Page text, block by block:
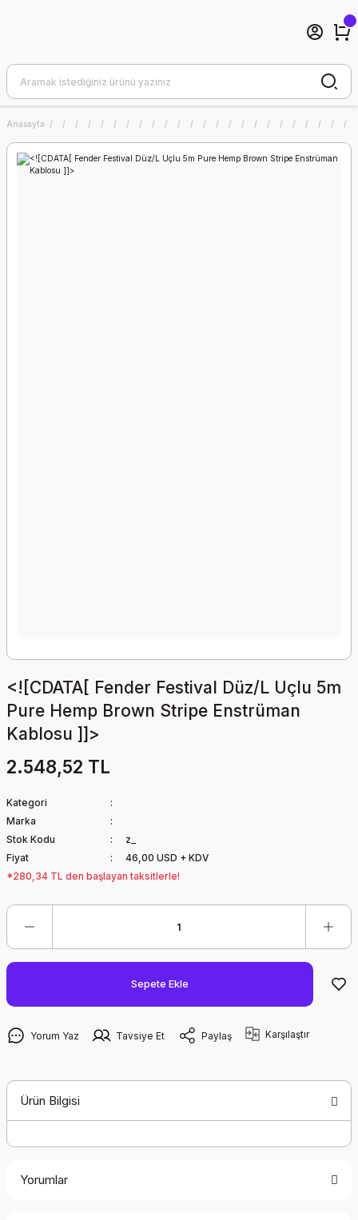
Anasayfa
<![CDATA[ Fender Festival Düz/L Uçlu 5m
Pure Hemp Brown Stripe Enstrüman
Kablosu ]]>
2.548,52 TL
Kategori
Marka
Stok Kodu
z_
Fiyat
46,00 USD + KDV
*280,34 TL den başlayan taksitlerle!
Sepete Ekle
Yorum Yaz Tavsiye Et Paylaş Karşılaştır
Ürün Bilgisi
Yorumlar